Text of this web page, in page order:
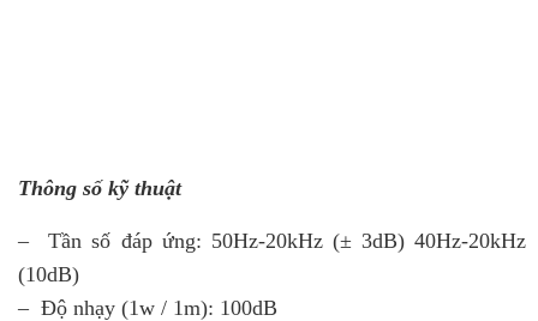
Thông số kỹ thuật
– Tần số đáp ứng: 50Hz-20kHz (± 3dB) 40Hz-20kHz
(10dB)
– Độ nhạy (1w / 1m): 100dB